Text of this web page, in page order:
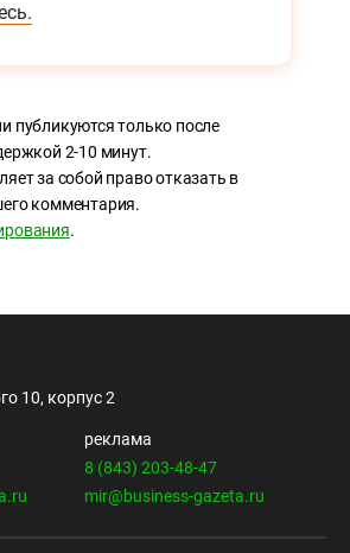
публикуются только после
2-10 минут.
за собой право отказать в
комментария.
.
10, корпус 2
реклама
8 (843) 203-48-47
mir@business-gazeta.ru